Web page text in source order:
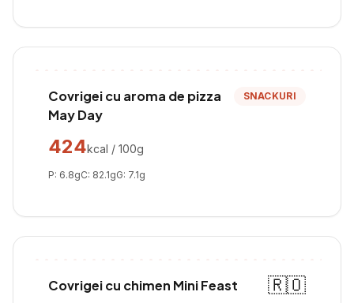
Covrigei cu aroma de pizza
May Day
SNACKURI
424kcal / 100g
P: 6.8gC: 82.1gG: 7.1g
Covrigei cu chimen Mini Feast
🇷🇴